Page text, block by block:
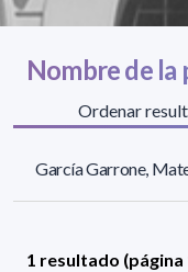
Nombre de la
Ordenar
García Garrone,
1 resultado (página